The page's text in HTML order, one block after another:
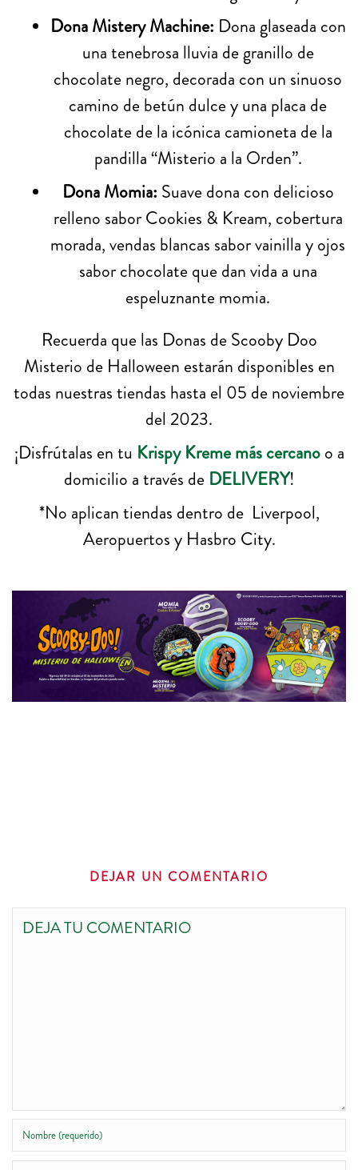
Dona Mistery Machine: Dona glaseada con
una tenebrosa lluvia de granillo de
chocolate negro, decorada con un sinuoso
camino de betún dulce y una placa de
chocolate de la icónica camioneta de la
pandilla “Misterio a la Orden”.
Dona Momia: Suave dona con delicioso
relleno sabor Cookies & Kream, cobertura
morada, vendas blancas sabor vainilla y ojos
sabor chocolate que dan vida a una
espeluznante momia.
Recuerda que las Donas de Scooby Doo
Misterio de Halloween estarán disponibles en
todas nuestras tiendas hasta el 05 de noviembre
del 2023.
¡Disfrútalas en tu Krispy Kreme más cercanoo a
domicilio a través de DELIVERY!
*No aplican tiendas dentro de Liverpool,
Aeropuertos y Hasbro City.
DEJAR UN COMENTARIO